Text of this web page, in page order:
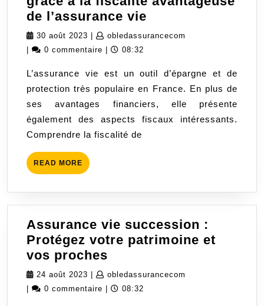
de l’assurance vie
votre
à
la
fiscalité
avantageuse
30 août 2023 30
août
obledassurancecom
0 commentaire 08:32
L’assurance vie est un outil d’épargne et de
protection très populaire en France. En plus de
ses avantages financiers, elle présente
également des aspects fiscaux intéressants.
Comprendre la fiscalité de
READ MORE READ
MORE
Assurance vie succession :
Protégez votre patrimoine et
vos proches
vie
succession
24 août 2023 24
août
obledassurancecom
0 commentaire 08:32